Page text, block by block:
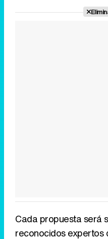
Cada propuesta será
reconocidos expertos